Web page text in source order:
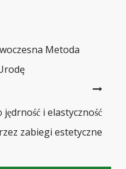
Metoda
i elastyczność
zabiegi estetyczne